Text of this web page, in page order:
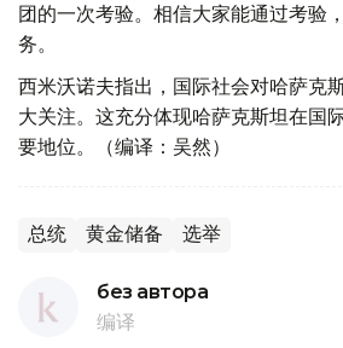
团的一次考验。相信大家能通过考验
务。
西米沃诺夫指出，国际社会对哈萨克
大关注。这充分体现哈萨克斯坦在国
要地位。（编译：吴然）
总统 黄金储备 选举
без автора
编译